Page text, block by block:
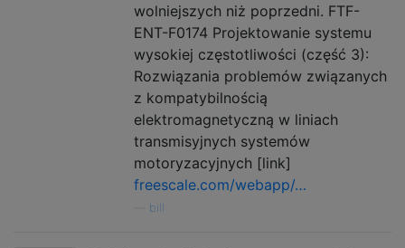
wolniejszych niż poprzedni. FTF-
ENT-F0174 Projektowanie systemu
wysokiej częstotliwości (część 3):
Rozwiązania problemów związanych
z kompatybilnością
elektromagnetyczną w liniach
transmisyjnych systemów
motoryzacyjnych [link]
freescale.com/webapp/…
bill